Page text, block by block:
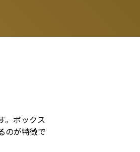
。ボックス
のが特徴で